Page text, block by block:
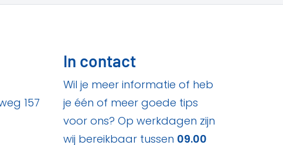
157
In contact
Wil je meer informatie of heb
je één of meer goede tips
voor ons? Op werkdagen zijn
wij bereikbaar tussen 09.00